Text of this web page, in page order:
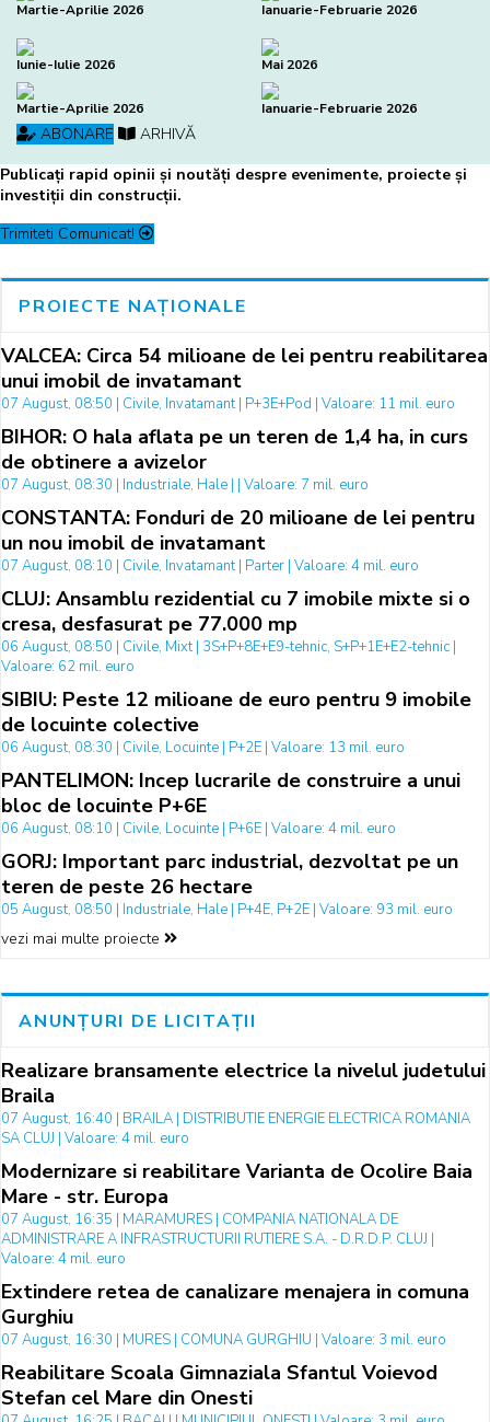
Martie-Aprilie 2026 Ianuarie-Februarie 2026
Iunie-Iulie 2026 Mai 2026
Martie-Aprilie 2026 Ianuarie-Februarie 2026
ABONARE
ARHIVĂ
Publicați rapid opinii și noutăți despre evenimente, proiecte și
investiții din construcții.
Trimiteti Comunicat!
PROIECTE NAȚIONALE
VALCEA: Circa 54 milioane de lei pentru reabilitarea
unui imobil de invatamant
07 August, 08:50 | Civile, Invatamant | P+3E+Pod | Valoare: 11 mil. euro
BIHOR: O hala aflata pe un teren de 1,4 ha, in curs
de obtinere a avizelor
07 August, 08:30 | Industriale, Hale | | Valoare: 7 mil. euro
CONSTANTA: Fonduri de 20 milioane de lei pentru
un nou imobil de invatamant
07 August, 08:10 | Civile, Invatamant | Parter | Valoare: 4 mil. euro
CLUJ: Ansamblu rezidential cu 7 imobile mixte si o
cresa, desfasurat pe 77.000 mp
06 August, 08:50 | Civile, Mixt | 3S+P+8E+E9-tehnic, S+P+1E+E2-tehnic |
Valoare: 62 mil. euro
SIBIU: Peste 12 milioane de euro pentru 9 imobile
de locuinte colective
06 August, 08:30 | Civile, Locuinte | P+2E | Valoare: 13 mil. euro
PANTELIMON: Incep lucrarile de construire a unui
bloc de locuinte P+6E
06 August, 08:10 | Civile, Locuinte | P+6E | Valoare: 4 mil. euro
GORJ: Important parc industrial, dezvoltat pe un
teren de peste 26 hectare
05 August, 08:50 | Industriale, Hale | P+4E, P+2E | Valoare: 93 mil. euro
vezi mai multe proiecte
ANUNȚURI DE LICITAȚII
Realizare bransamente electrice la nivelul judetului
Braila
07 August, 16:40 | BRAILA | DISTRIBUTIE ENERGIE ELECTRICA ROMANIA
SA CLUJ | Valoare: 4 mil. euro
Modernizare si reabilitare Varianta de Ocolire Baia
Mare - str. Europa
07 August, 16:35 | MARAMURES | COMPANIA NATIONALA DE
ADMINISTRARE A INFRASTRUCTURII RUTIERE S.A. - D.R.D.P. CLUJ |
Valoare: 4 mil. euro
Extindere retea de canalizare menajera in comuna
Gurghiu
07 August, 16:30 | MURES | COMUNA GURGHIU | Valoare: 3 mil. euro
Reabilitare Scoala Gimnaziala Sfantul Voievod
Stefan cel Mare din Onesti